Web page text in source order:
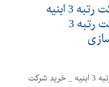
فروش شرکت رتبه 3 ابنیه
_خرید شرکت رتبه 3
فروش شرکت رتبه 3 ابنیه _ خرید شرکت